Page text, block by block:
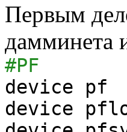
Первым
дамминета
#PF
device pf
device